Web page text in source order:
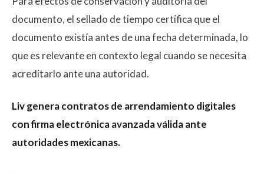
documento, el sellado de tiempo certifica que el
documento existía antes de una fecha determinada, lo
que es relevante en contexto legal cuando se necesita
acreditarlo ante una autoridad.
Liv genera contratos de arrendamiento digitales
con firma electrónica avanzada válida ante
autoridades mexicanas.